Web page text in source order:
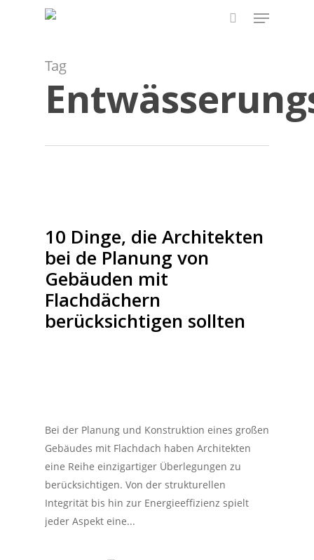
Menu
Tag
10 Dinge, die Architekten
bei de Planung von
Gebäuden mit
Flachdächern
berücksichtigen sollten
Bei der Planung und Konstruktion eines großen
Gebäudes mit Flachdach haben Architekten
eine Reihe einzigartiger Überlegungen zu
berücksichtigen. Von der strukturellen
Integrität bis hin zur Energieeffizienz spielt
jeder Aspekt eine...